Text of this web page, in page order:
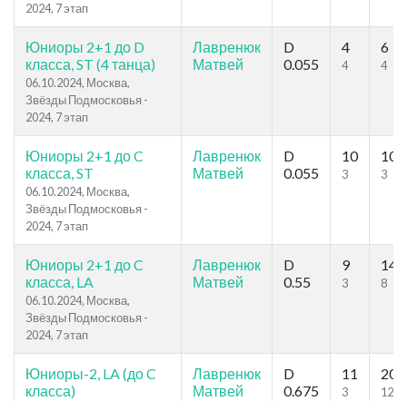
2024, 7 этап
Юниоры 2+1 до D
класса, ST (4 танца)
06.10.2024, Москва,
Звёзды Подмосковья -
2024, 7 этап
Лавренюк
Матвей
D
0.055
4
4
6
4
Юниоры 2+1 до C
класса, ST
06.10.2024, Москва,
Звёзды Подмосковья -
2024, 7 этап
Лавренюк
Матвей
D
0.055
10
3
10
3
Юниоры 2+1 до C
класса, LA
06.10.2024, Москва,
Звёзды Подмосковья -
2024, 7 этап
Лавренюк
Матвей
D
0.55
9
3
14
8
Юниоры-2, LA (до C
класса)
Лавренюк
Матвей
D
0.675
11
3
20
12